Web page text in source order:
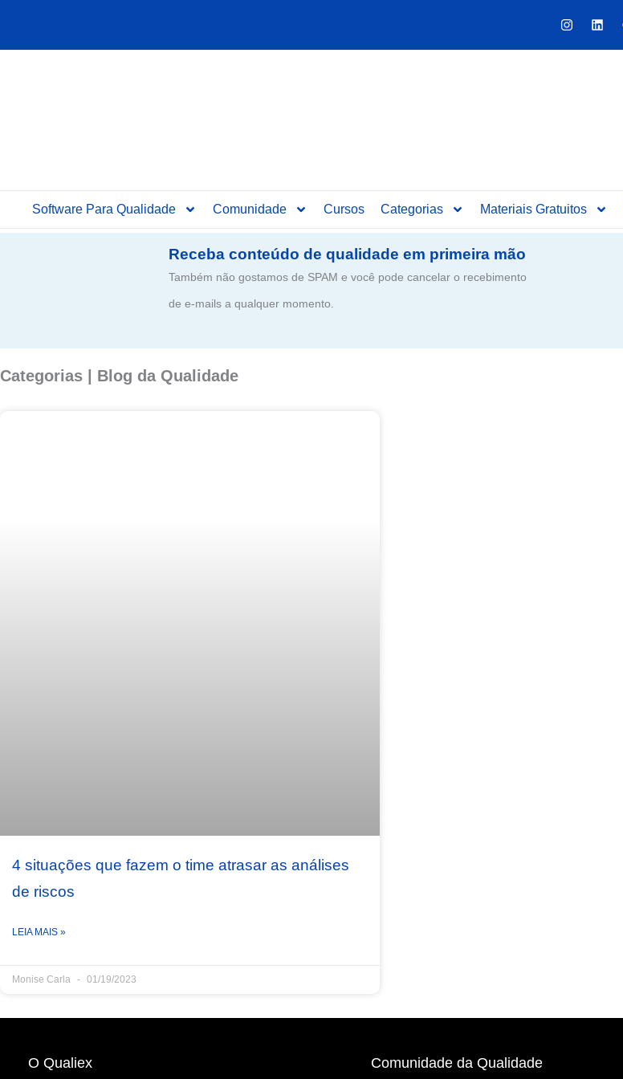
Software Para Qualidade Comunidade Cursos Categorias Materiais Gratuitos
Receba conteúdo de qualidade em primeira mão
Também não gostamos de SPAM e você pode cancelar o recebimento
de e-mails a qualquer momento.
Categorias | Blog da Qualidade
4 situações que fazem o time atrasar as análises
de riscos
LEIA MAIS »
Monise Carla 01/19/2023
O Qualiex Comunidade da Qualidade